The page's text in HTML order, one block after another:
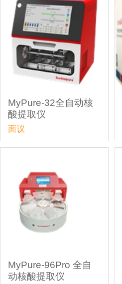
MyPure-32全自动核
酸提取仪
面议
MyPure-96Pro 全自
动核酸提取仪